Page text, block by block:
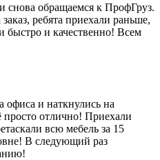
снова обращаемся к ПрофГруз.
ребята приехали раньше,
и качественно! Всем
офиса и наткнулись на
просто отлично! Приехали
всю мебель за 15
В следующий раз